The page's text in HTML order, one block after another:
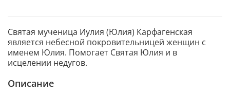
Святая мученица Иулия (Юлия) Карфагенская
является небесной покровительницей женщин с
именем Юлия. Помогает Святая Юлия и в
исцелении недугов.
Описание